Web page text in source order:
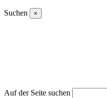
Suchen ×
Auf der Seite suchen